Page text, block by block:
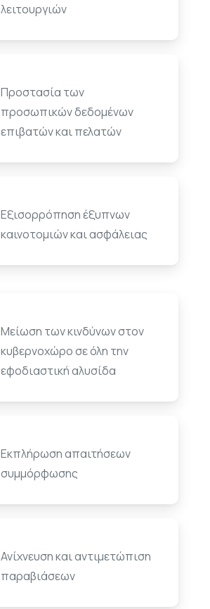
λειτουργιών
Προστασία των
προσωπικών δεδομένων
επιβατών και πελατών
Εξισορρόπηση έξυπνων
καινοτομιών και ασφάλειας
Μείωση των κινδύνων στον
κυβερνοχώρο σε όλη την
εφοδιαστική αλυσίδα
Εκπλήρωση απαιτήσεων
συμμόρφωσης
Ανίχνευση και αντιμετώπιση
παραβιάσεων